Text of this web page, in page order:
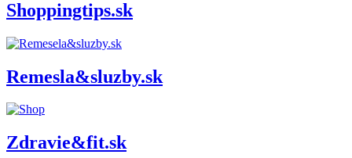
Shoppingtips.sk
Remesla&sluzby.sk
Zdravie&fit.sk